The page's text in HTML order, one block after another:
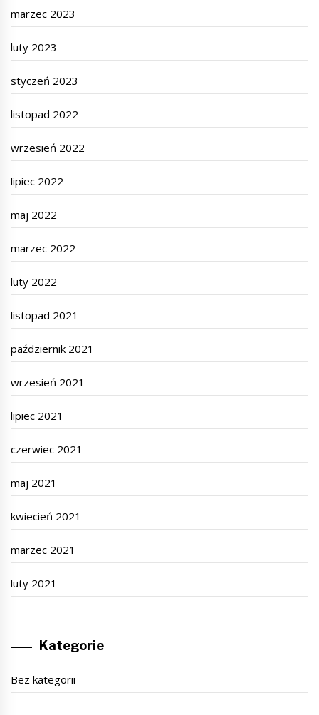
marzec 2023
luty 2023
styczeń 2023
listopad 2022
wrzesień 2022
lipiec 2022
maj 2022
marzec 2022
luty 2022
listopad 2021
październik 2021
wrzesień 2021
lipiec 2021
czerwiec 2021
maj 2021
kwiecień 2021
marzec 2021
luty 2021
Kategorie
Bez kategorii